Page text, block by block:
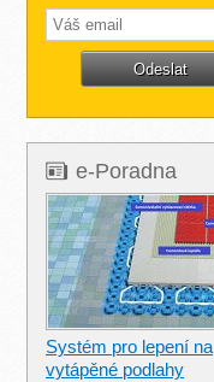
e-Poradna
Systém pro lepení na
vytápěné podlahy